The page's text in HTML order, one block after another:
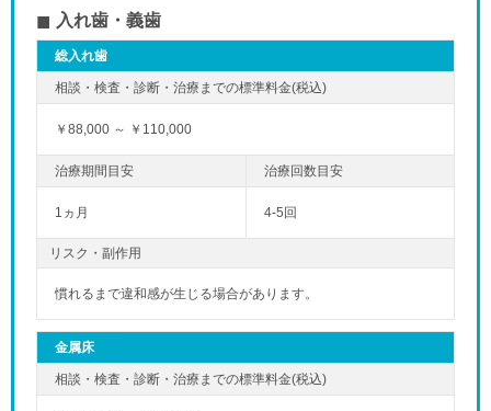
入れ歯・義歯
総入れ歯
￥88,000 ～ ￥110,000
1ヵ月 4-5回
リスク・副作用
慣れるまで違和感が生じる場合があります。
金属床